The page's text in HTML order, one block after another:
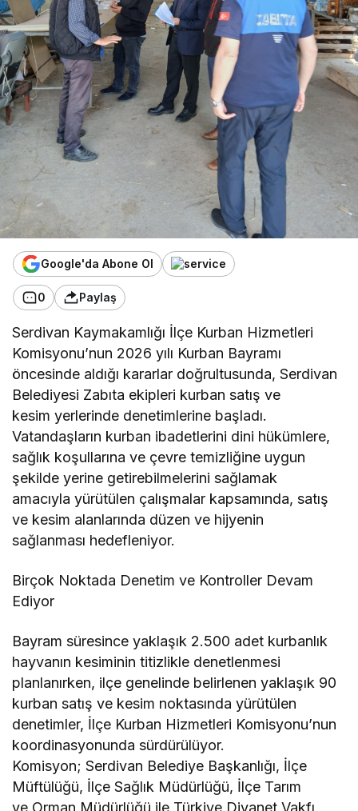
Google'da Abone Ol
0 Paylaş
Serdivan Kaymakamlığı İlçe Kurban Hizmetleri
Komisyonu’nun 2026 yılı Kurban Bayramı
öncesinde aldığı kararlar doğrultusunda, Serdivan
Belediyesi Zabıta ekipleri kurban satış ve
kesim yerlerinde denetimlerine başladı.
Vatandaşların kurban ibadetlerini dini hükümlere,
sağlık koşullarına ve çevre temizliğine uygun
şekilde yerine getirebilmelerini sağlamak
amacıyla yürütülen çalışmalar kapsamında, satış
ve kesim alanlarında düzen ve hijyenin
sağlanması hedefleniyor.
Birçok Noktada Denetim ve Kontroller Devam
Ediyor
Bayram süresince yaklaşık 2.500 adet kurbanlık
hayvanın kesiminin titizlikle denetlenmesi
planlanırken, ilçe genelinde belirlenen yaklaşık 90
kurban satış ve kesim noktasında yürütülen
denetimler, İlçe Kurban Hizmetleri Komisyonu’nun
koordinasyonunda sürdürülüyor.
Komisyon; Serdivan Belediye Başkanlığı, İlçe
Müftülüğü, İlçe Sağlık Müdürlüğü, İlçe Tarım
ve Orman Müdürlüğü ile Türkiye Diyanet Vakfı